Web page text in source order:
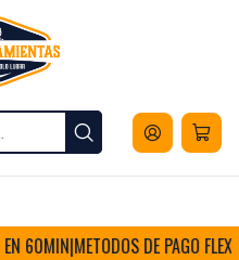
Chile
de Medición
60MIN|METODOS DE PAGO